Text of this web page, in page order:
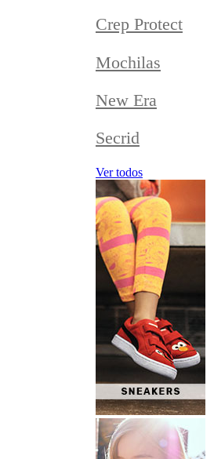
Crep Protect
Mochilas
New Era
Secrid
Ver todos